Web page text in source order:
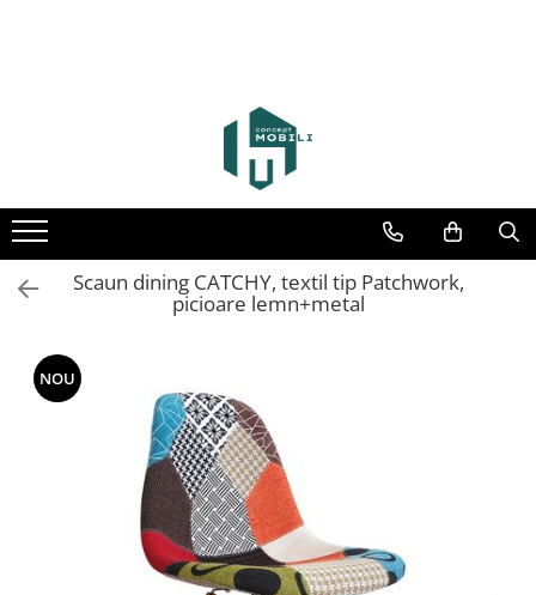
Scaun dining CATCHY, textil tip Patchwork,
picioare lemn+metal
NOU